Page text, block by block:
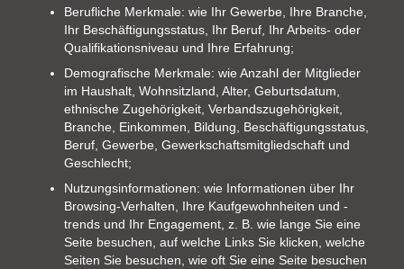
Berufliche Merkmale: wie Ihr Gewerbe, Ihre Branche,
Ihr Beschäftigungsstatus, Ihr Beruf, Ihr Arbeits- oder
Qualifikationsniveau und Ihre Erfahrung;
Demografische Merkmale: wie Anzahl der Mitglieder
im Haushalt, Wohnsitzland, Alter, Geburtsdatum,
ethnische Zugehörigkeit, Verbandszugehörigkeit,
Branche, Einkommen, Bildung, Beschäftigungsstatus,
Beruf, Gewerbe, Gewerkschaftsmitgliedschaft und
Geschlecht;
Nutzungsinformationen: wie Informationen über Ihr
Browsing-Verhalten, Ihre Kaufgewohnheiten und -
trends und Ihr Engagement, z. B. wie lange Sie eine
Seite besuchen, auf welche Links Sie klicken, welche
Seiten Sie besuchen, wie oft Sie eine Seite besuchen